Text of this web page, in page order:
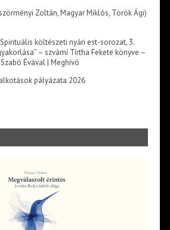
Zoltán, Magyar Miklós, Török Ági)
Spirituális költészeti nyári est-sorozat, 3.
– szvámí Tírtha Fekete könyve –
Évával | Meghívó
pályázata 2026